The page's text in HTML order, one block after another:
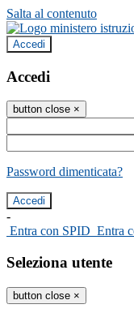
Salta al contenuto
Accedi
Accedi
button close ×
Password dimenticata?
-
Entra con SPID Entra
Seleziona utente
button close ×